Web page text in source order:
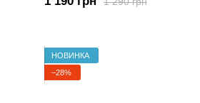
НОВИНКА
−28%